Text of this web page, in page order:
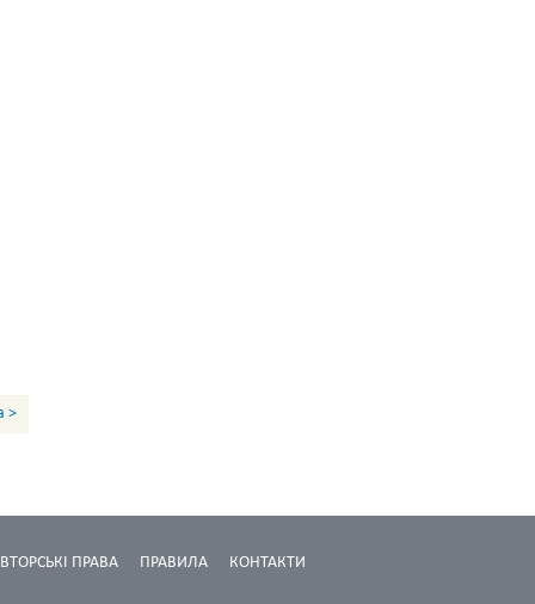
>
КОНТАКТИ
ПРАВИЛА
ПРАВА